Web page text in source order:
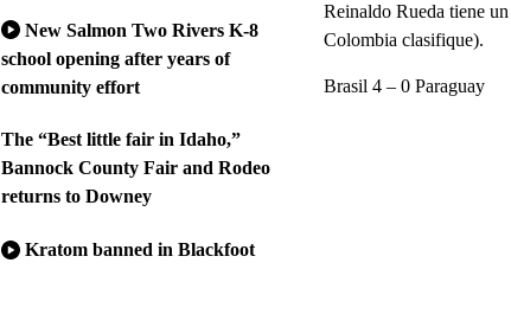
New Salmon Two Rivers K-8
school opening after years of
community effort
The “Best little fair in Idaho,”
Bannock County Fair and Rodeo
returns to Downey
Kratom banned in Blackfoot
Reinaldo Rueda tiene
Colombia clasifique).
Brasil 4 – 0 Paraguay